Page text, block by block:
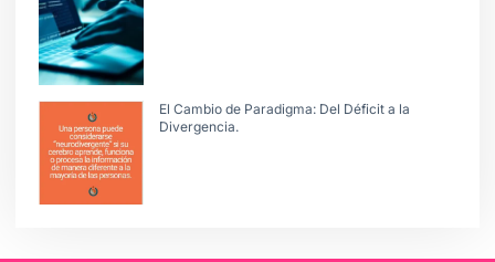
El Cambio de Paradigma: Del Déficit a la
Divergencia.